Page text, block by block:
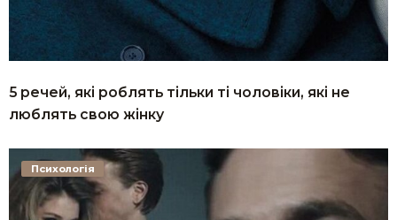
5 речей, які роблять тільки ті чоловіки, які не
люблять свою жінку
Психологія